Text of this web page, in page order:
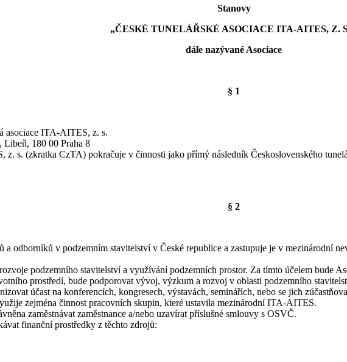
Stanovy
„ČESKÉ TUNELÁŘSKÉ ASOCIACE ITA-AITES, Z.
dále nazývané Asociace
§ 1
asociace ITA-AITES, z. s.
Libeň, 180 00 Praha 8
z. s. (zkratka CzTA) pokračuje v činnosti jako přímý následník Československého
§ 2
a odborníků v podzemním stavitelství v České republice a zastupuje je v mezinárodní
podzemního stavitelství a využívání podzemních prostor. Za tímto účelem bude
prostředí, bude podporovat vývoj, výzkum a rozvoj v oblasti podzemního
účast na konferencích, kongresech, výstavách, seminářích, nebo se jich
zejména činnost pracovních skupin, které ustavila mezinárodní ITA-AITES.
zaměstnávat zaměstnance a/nebo uzavírat příslušné smlouvy s OSVČ.
finanční prostředky z těchto zdrojů: